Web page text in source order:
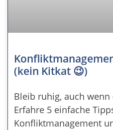
(kein Kitkat 😉)
Bleib ruhig, auch
Erfahre 5 einfache
Konfliktmanagement